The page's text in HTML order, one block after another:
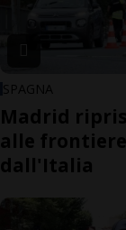
SPAGNA
Madrid
alle
dall'Italia